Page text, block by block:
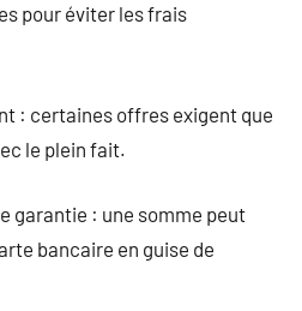
pour éviter les frais
: certaines offres exigent que
le plein fait.
garantie : une somme peut
bancaire en guise de